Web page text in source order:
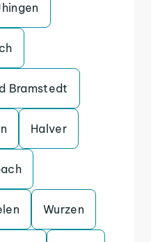
Bramstedt
Halver
Wurzen